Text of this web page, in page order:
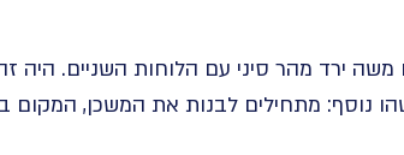
משה ירד מהר סיני עם הלוחות השניים. היה
מתחילים לבנות את המשכן, המקום